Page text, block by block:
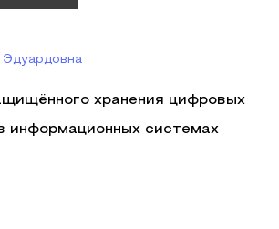
Эдуардовна
хранения цифровых
информационных системах